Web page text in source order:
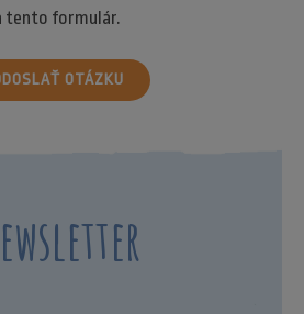
tento formulár.
OTÁZKU